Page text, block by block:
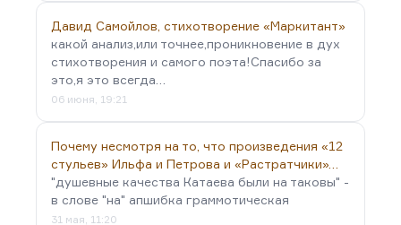
Давид Самойлов, стихотворение «Маркитант»
какой анализ,или точнее,проникновение в дух
стихотворения и самого поэта!Спасибо за
это,я это всегда…
06 июня, 19:21
Почему несмотря на то, что произведения «12
стульев» Ильфа и Петрова и «Растратчики»…
"душевные качества Катаева были на таковы" -
в слове "на" апшибка граммотическая
31 мая, 11:20